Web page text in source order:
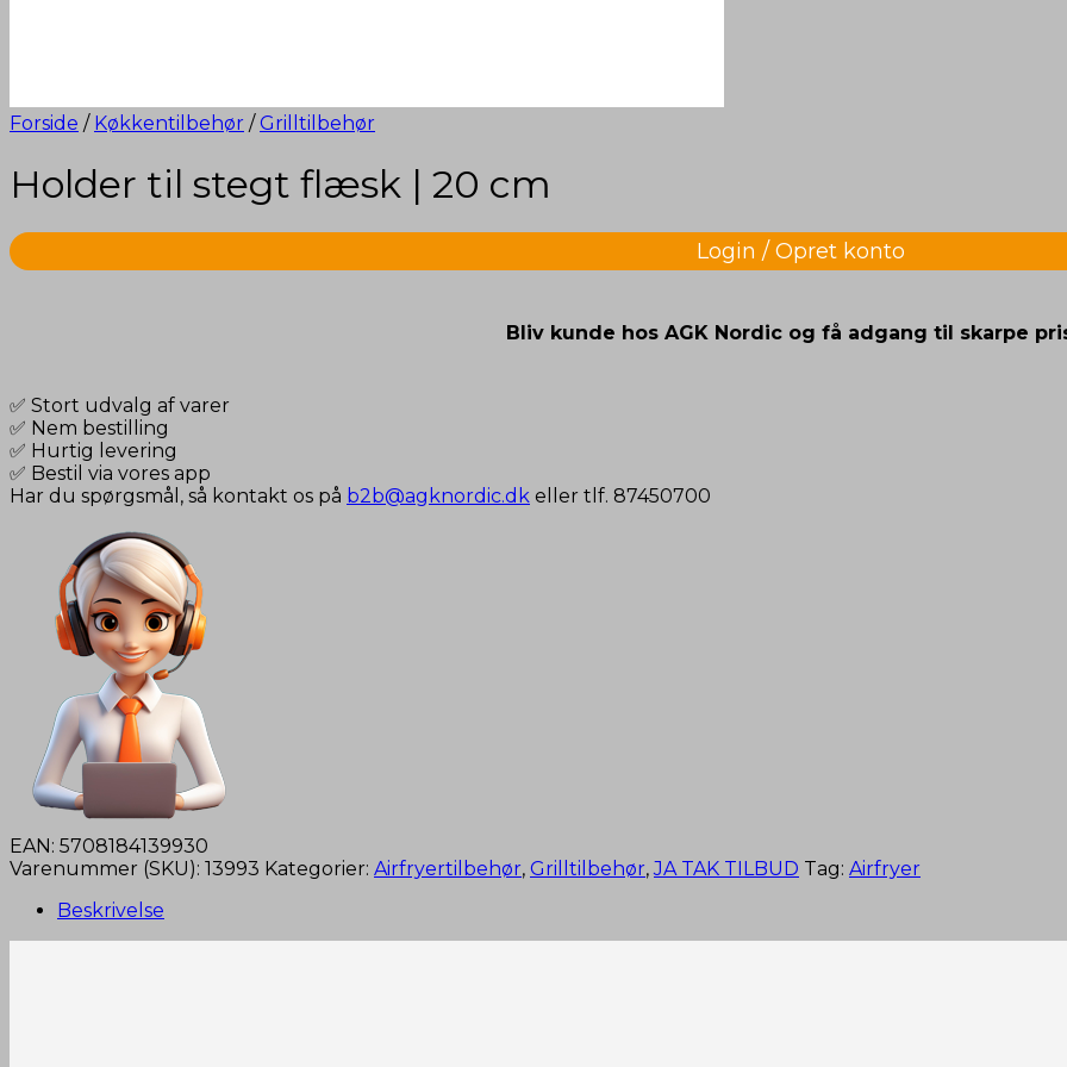
Forside / Køkkentilbehør / Grilltilbehør
Holder til stegt flæsk | 20 cm
Login / Opret konto
Bliv kunde hos AGK Nordic og få adgang til skarpe
✅ Stort udvalg af varer
✅ Nem bestilling
✅ Hurtig levering
✅ Bestil via vores app
Har du spørgsmål, så kontakt os på b2b@agknordic.dk eller tlf. 87450700
EAN: 5708184139930
Varenummer (SKU): 13993 Kategorier: Airfryertilbehør, Grilltilbehør,JA TAK TILBUD Tag: Airfryer
Beskrivelse